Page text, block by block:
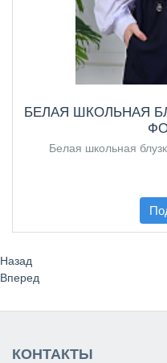
БЕЛАЯ ШКОЛЬНАЯ
Белая школьная
Назад
Вперед
КОНТАКТЫ